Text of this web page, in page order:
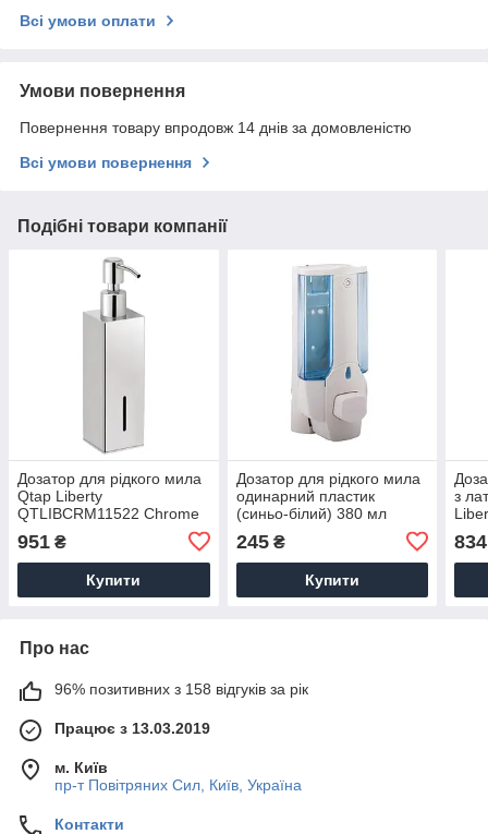
Всі умови оплати
Умови повернення
Повернення товару впродовж 14 днів за домовленістю
Всі умови повернення
Подібні товари компанії
Дозатор для рідкого мила
Qtap Liberty
QTLIBCRM11522 Chrome
951 ₴
Купити
Дозатор для рідкого мила
одинарний пластик
(синьо-білий) 380 мл
245₴
Купити
з
834
Про нас
96% позитивних з 158 відгуків за рік
Працює з 13.03.2019
м. Київ
пр-т Повiтряних Сил, Київ, Україна
Контакти